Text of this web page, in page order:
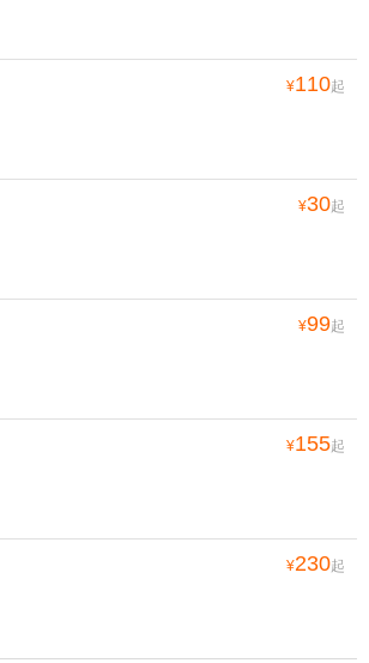
¥110起
¥30起
¥99起
¥155起
¥230起